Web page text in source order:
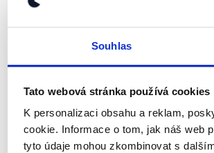
Souhlas
Tato webová stránka používá cookies
K personalizaci obsahu a reklam,
cookie. Informace o tom, jak náš web
tyto údaje mohou zkombinovat s